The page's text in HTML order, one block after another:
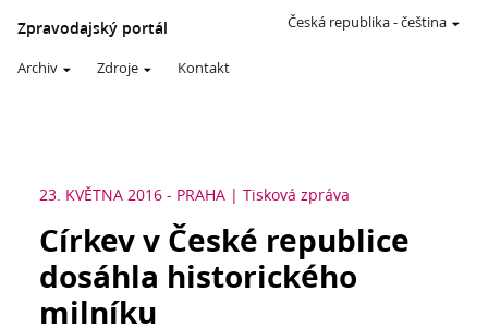
Zpravodajský portál
Archiv Zdroje Kontakt
Česká republika-čeština
23. KVĚTNA 2016 - PRAHA Tisková zpráva
Církev v České republice
dosáhla historického
milníku